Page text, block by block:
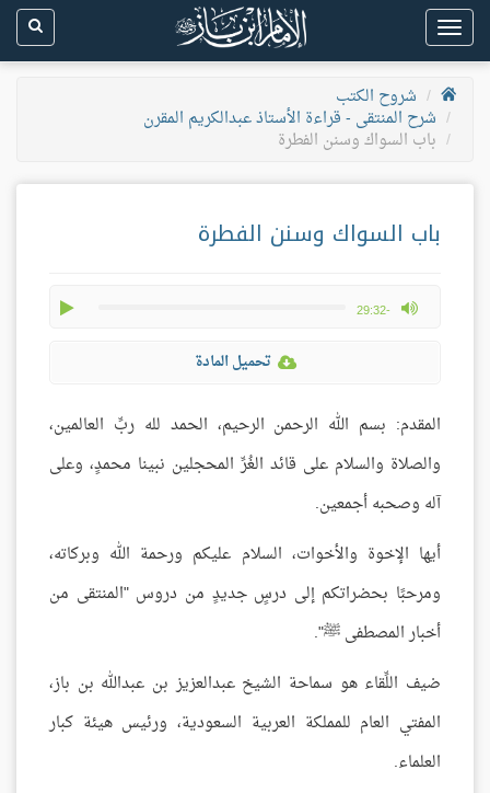
Toggle
navigation
شروح الكتب
شرح المنتقى - قراءة الأستاذ عبدالكريم المقرن
باب السواك وسنن الفطرة
باب السواك وسنن الفطرة
-29:32
max volume
تحميل المادة
المقدم: بسم الله الرحمن الرحيم، الحمد لله ربِّ العالمين،
والصلاة والسلام على قائد الغُرِّ المحجلين نبينا محمدٍ، وعلى
آله وصحبه أجمعين.
أيها الإخوة والأخوات، السلام عليكم ورحمة الله وبركاته،
ومرحبًا بحضراتكم إلى درسٍ جديدٍ من دروس "المنتقى من
أخبار المصطفى ﷺ".
ضيف اللِّقاء هو سماحة الشيخ عبدالعزيز بن عبدالله بن باز،
المفتي العام للمملكة العربية السعودية، ورئيس هيئة كبار
العلماء.